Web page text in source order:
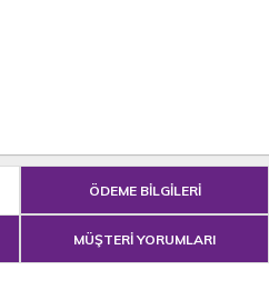
ÖDEME BİLGİLERİ
MÜŞTERİ YORUMLARI